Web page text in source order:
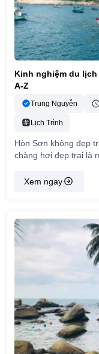
Kinh nghiệm du
A-Z
Trung Nguyễn
Lịch Trình
Hòn Sơn không đẹp
chàng hơi đẹp trai là
Xem ngay